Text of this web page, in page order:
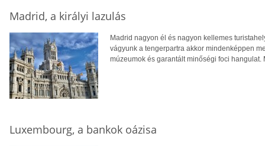
Madrid, a királyi lazulás
Madrid nagyon él és nagyon kellemes
vágyunk a tengerpartra akkor mindenképpen
múzeumok és garantált minőségi foci
Luxembourg, a bankok oázisa